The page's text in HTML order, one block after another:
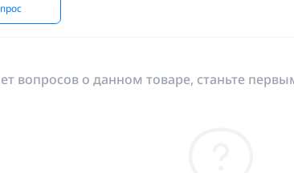
вопросов о данном товаре, станьте